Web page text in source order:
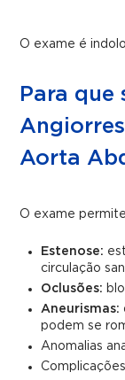
O exame é
Para que
Aorta
O exame
Estenose:
circulação
Oclusões:
Aneurismas:
podem se
Anomalias